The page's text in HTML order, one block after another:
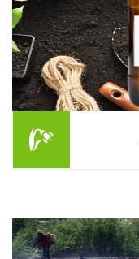
این مقاله کاربردهای پراکسید هیدروژن ۳٪ (H₂O₂) را در باغبانی و